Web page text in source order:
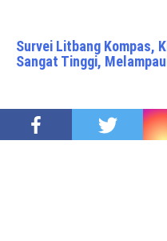
Survei Litbang Kompas,
Sangat Tinggi,